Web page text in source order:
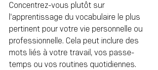
Concentrez-vous plutôt sur
l’apprentissage du vocabulaire le plus
pertinent pour votre vie personnelle ou
professionnelle. Cela peut inclure des
mots liés à votre travail, vos passe-
temps ou vos routines quotidiennes.